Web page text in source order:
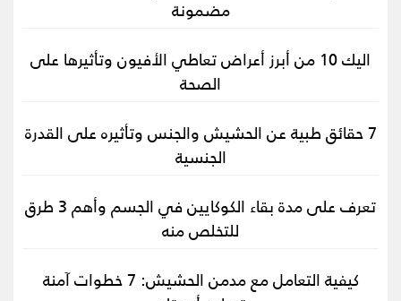
مضمونة
اليك 10 من أبرز أعراض تعاطي الأفيون وتأثيرها على
الصحة
7 حقائق طبية عن الحشيش والجنس وتأثيره على القدرة
الجنسية
تعرف على مدة بقاء الكوكايين في الجسم وأهم 3 طرق
للتخلص منه
كيفية التعامل مع مدمن الحشيش: 7 خطوات آمنة